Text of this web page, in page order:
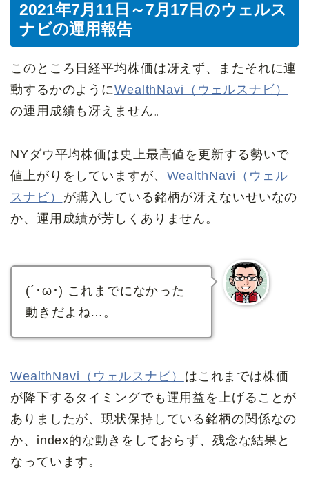
2021年7月11日～7月17日のウェルス
ナビの運用報告
このところ日経平均株価は冴えず、またそれに連
動するかのようにWealthNavi（ウェルスナビ）
の運用成績も冴えません。
NYダウ平均株価は史上最高値を更新する勢いで
値上がりをしていますが、 WealthNavi（ウェル
スナビ）
が購入している銘柄が冴えないせいなの
か、運用成績が芳しくありません。
(´･ω･) これまでになかった
動きだよね…。
WealthNavi（ウェルスナビ）
はこれまでは株価
が降下するタイミングでも運用益を上げることが
ありましたが、現状保持している銘柄の関係なの
か、index的な動きをしておらず、残念な結果と
なっています。